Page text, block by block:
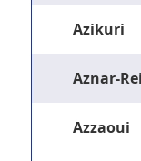
Azikuri
Aznar-
Azzaoui